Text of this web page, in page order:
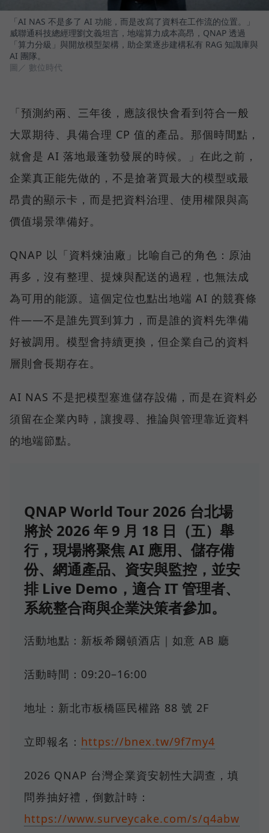
「AI NAS 不是多了 AI 功能，而是改寫了資料在工作流的位置。」
威聯通科技總經理劉文義坦言，地端算力成本高昂，QNAP 透過
「算力分級」與開放模型架構，助企業逐步建構私有 RAG 知識庫與
AI 團隊。
圖／ 數位時代
「預測約兩、三年後，應該很快會看到符合一般
大眾期待、具備合理 CP 值的產品。那個時間點，
就會是 AI 落地最蓬勃發展的時候。」在此之前，
企業真正能先做的，不是搶著買最大的模型或最
昂貴的顯示卡，而是把資料治理、使用權限與高
價值場景準備好。
QNAP 以「資料煉油廠」比喻自己的角色：原油
再多，沒有整理、提煉與配送的過程，也無法成
為可用的能源。這個定位也點出地端 AI 的競賽條
件——不是誰先買到算力，而是誰的資料先準備
好被調用。模型會持續更換，但企業自己的資料
層則會長期存在。
AI NAS 不是把模型塞進儲存設備，而是在資料必
須留在企業內時，讓搜尋、推論與管理靠近資料
的地端節點。
QNAP World Tour 2026 台北場
將於 2026 年 9 月 18 日（五）舉
行，現場將聚焦 AI 應用、儲存備
份、網通產品、資安與監控，並安
排 Live Demo，適合 IT 管理者、
系統整合商與企業決策者參加。
活動地點：新板希爾頓酒店｜如意 AB 廳
活動時間：09:20–16:00
地址：新北市板橋區民權路 88 號 2F
立即報名： https://bnex.tw/9f7my4
2026 QNAP 台灣企業資安韌性大調查，填
問券抽好禮，倒數計時：
https://www.surveycake.com/s/q4abw